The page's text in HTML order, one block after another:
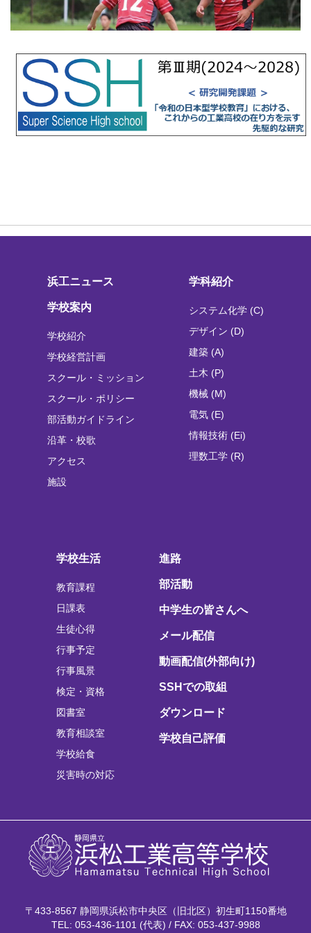
浜工ニュース
学校案内
学校紹介
学校経営計画
スクール・ミッション
スクール・ポリシー
部活動ガイドライン
沿革・校歌
アクセス
施設
学科紹介
システム化学 (C)
デザイン (D)
建築 (A)
土木 (P)
機械 (M)
電気 (E)
情報技術 (Ei)
理数工学 (R)
学校生活
教育課程
日課表
生徒心得
行事予定
行事風景
検定・資格
図書室
教育相談室
学校給食
災害時の対応
進路
部活動
中学生の皆さんへ
メール配信
動画配信(外部向け)
SSHでの取組
ダウンロード
学校自己評価
〒433-8567 静岡県浜松市中央区（旧北区）初生町1150番地
TEL: 053-436-1101 (代表) / FAX: 053-437-9988